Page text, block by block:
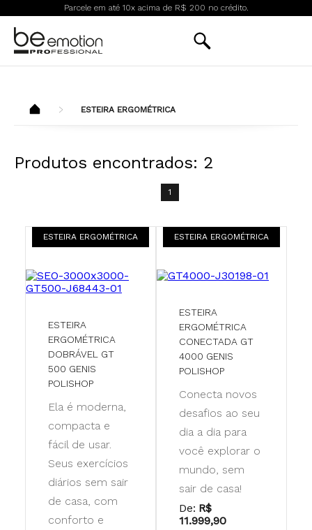
Parcele em até 10x acima de R$ 200 no crédito.
ESTEIRA ERGOMÉTRICA
Produtos encontrados: 2
1
ESTEIRA ERGOMÉTRICA
ESTEIRA
ERGOMÉTRICA
DOBRÁVEL GT
500 GENIS
POLISHOP
Ela é moderna,
compacta e
fácil de usar.
Seus exercícios
diários sem sair
de casa, com
conforto e
ESTEIRA ERGOMÉTRICA
ESTEIRA
ERGOMÉTRICA
CONECTADA GT
4000 GENIS
POLISHOP
Conecta novos
desafios ao seu
dia a dia para
você explorar o
mundo, sem
sair de casa!
De: R$
11.999,90